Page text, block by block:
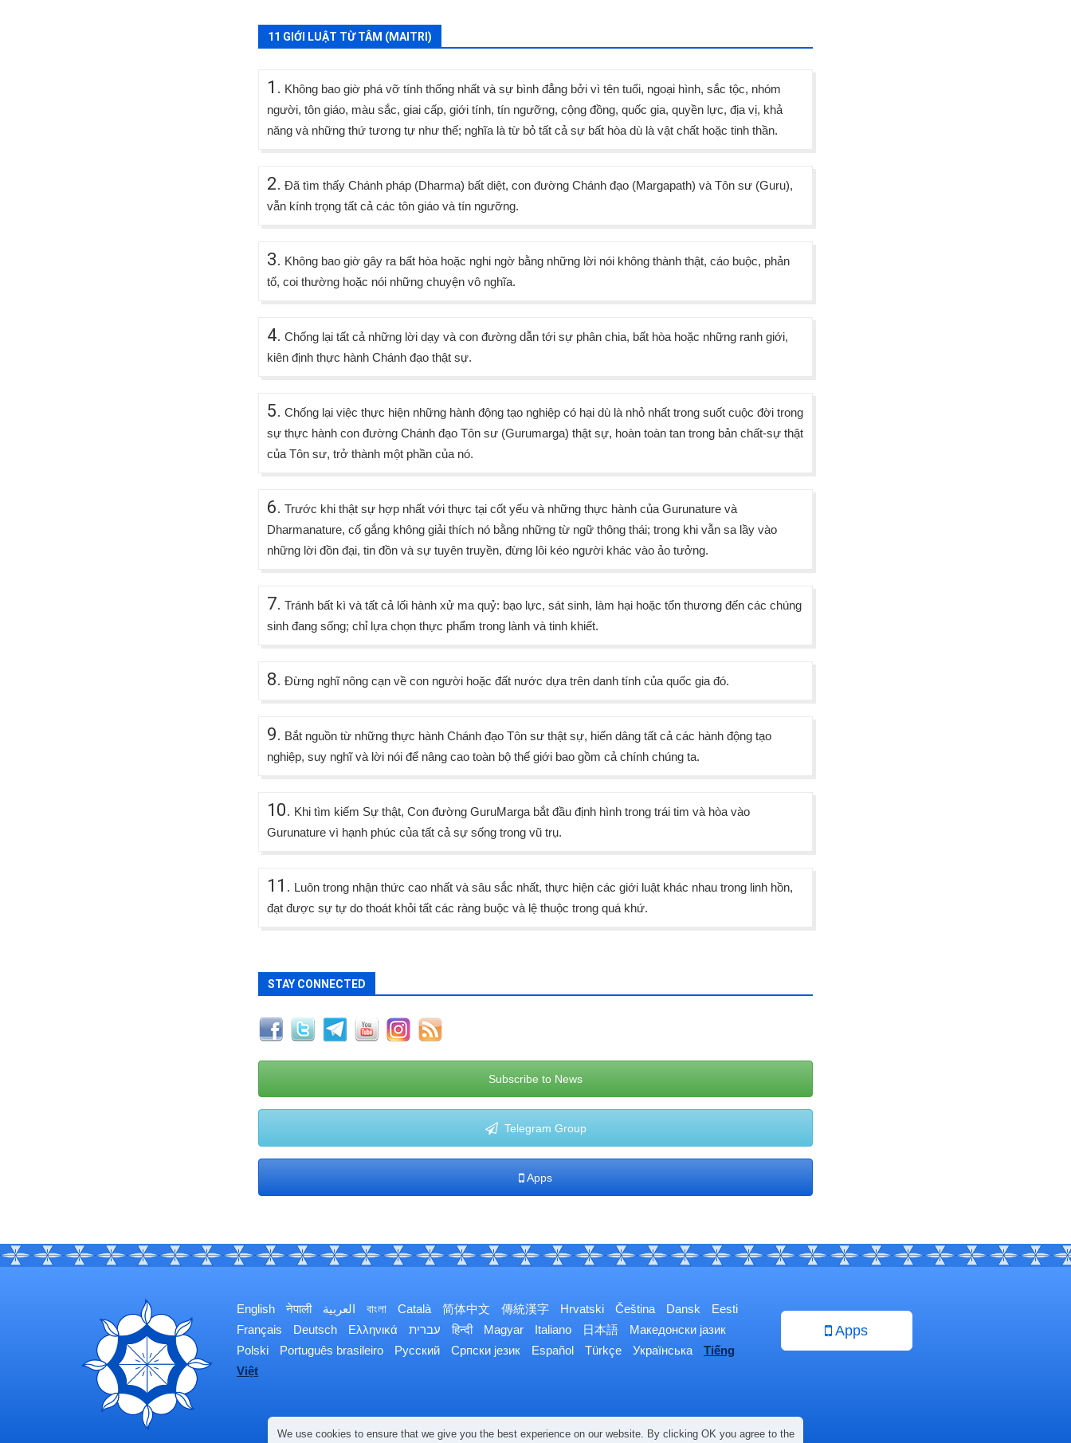
11 GIỚI LUẬT TỪ TÂM (MAITRI)
1. Không bao giờ phá vỡ tính thống nhất và sự bình đẳng bởi vì tên tuổi, ngoại hình, sắc tộc, nhóm
người, tôn giáo, màu sắc, giai cấp, giới tính, tín ngưỡng, cộng đồng, quốc gia, quyền lực, địa vị, khả
năng và những thứ tương tự như thế; nghĩa là từ bỏ tất cả sự bất hòa dù là vật chất hoặc tinh thần.
2. Đã tìm thấy Chánh pháp (Dharma) bất diệt, con đường Chánh đạo (Margapath) và Tôn sư (Guru),
vẫn kính trọng tất cả các tôn giáo và tín ngưỡng.
3. Không bao giờ gây ra bất hòa hoặc nghi ngờ bằng những lời nói không thành thật, cáo buộc, phản
tố, coi thường hoặc nói những chuyện vô nghĩa.
4. Chống lại tất cả những lời dạy và con đường dẫn tới sự phân chia, bất hòa hoặc những ranh giới,
kiên định thực hành Chánh đạo thật sự.
5. Chống lại việc thực hiện những hành động tạo nghiệp có hại dù là nhỏ nhất trong suốt cuộc đời trong
sự thực hành con đường Chánh đạo Tôn sư (Gurumarga) thật sự, hoàn toàn tan trong bản chất-sự thật
của Tôn sư, trở thành một phần của nó.
6. Trước khi thật sự hợp nhất với thực tại cốt yếu và những thực hành của Gurunature và
Dharmanature, cố gắng không giải thích nó bằng những từ ngữ thông thái; trong khi vẫn sa lầy vào
những lời đồn đại, tin đồn và sự tuyên truyền, đừng lôi kéo người khác vào ảo tưởng.
7. Tránh bất kì và tất cả lối hành xử ma quỷ: bạo lực, sát sinh, làm hại hoặc tổn thương đến các chúng
sinh đang sống; chỉ lựa chọn thực phẩm trong lành và tinh khiết.
8. Đừng nghĩ nông cạn về con người hoặc đất nước dựa trên danh tính của quốc gia đó.
9. Bắt nguồn từ những thực hành Chánh đạo Tôn sư thật sự, hiến dâng tất cả các hành động tạo
nghiệp, suy nghĩ và lời nói để nâng cao toàn bộ thế giới bao gồm cả chính chúng ta.
10. Khi tìm kiếm Sự thật, Con đường GuruMarga bắt đầu định hình trong trái tim và hòa vào
Gurunature vì hạnh phúc của tất cả sự sống trong vũ trụ.
11. Luôn trong nhận thức cao nhất và sâu sắc nhất, thực hiện các giới luật khác nhau trong linh hồn,
đạt được sự tự do thoát khỏi tất các ràng buộc và lệ thuộc trong quá khứ.
STAY CONNECTED
Subscribe to News
Telegram Group
Apps
English नेपाली العربية বাংলা Català 简体中文 傳統漢字 Hrvatski Čeština Dansk
Eesti
Français
Deutsch Ελληνικά עברית हिन्दी Magyar Italiano 日本語
Македонски јазик
Polski
Português brasileiro Русский Српски језик Español Türkçe Українська
Tiếng
Việt
Apps
We use cookies to ensure that we give you the best experience on our website. By clicking OK you agree to the